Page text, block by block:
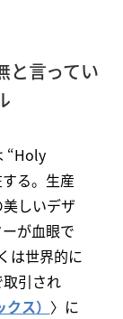
と言ってい
“Holy
る。生産
しいデザ
が血眼で
は世界的に
引され
ス） 〉に